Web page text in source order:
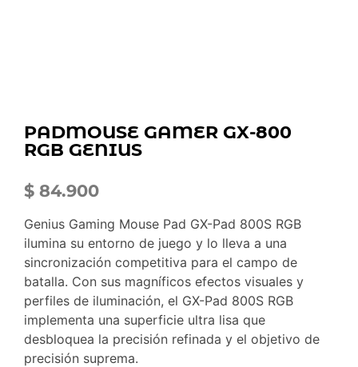
PADMOUSE GAMER GX-800
RGB GENIUS
$ 84.900
Genius Gaming Mouse Pad GX-Pad 800S RGB
ilumina su entorno de juego y lo lleva a una
sincronización competitiva para el campo de
batalla. Con sus magníficos efectos visuales y
perfiles de iluminación, el GX-Pad 800S RGB
implementa una superficie ultra lisa que
desbloquea la precisión refinada y el objetivo de
precisión suprema.